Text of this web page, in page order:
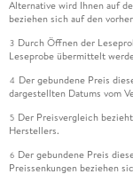
Alternative wird Ihnen auf
beziehen sich auf den
3 Durch Öffnen der
Leseprobe übermittelt
4 Der gebundene Preis
dargestellten Datums vom
5 Der Preisvergleich
Herstellers.
6 Der gebundene Preis
Preissenkungen beziehen